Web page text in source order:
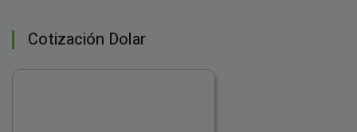
Cotización Dolar